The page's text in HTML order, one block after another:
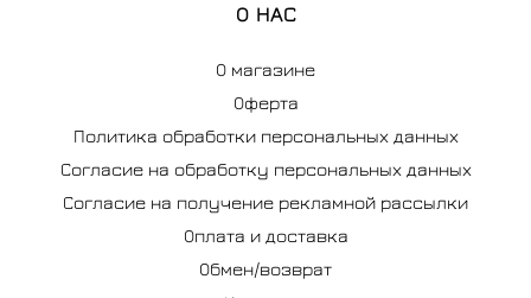
О НАС
О магазине
Оферта
Политика обработки персональных данных
Согласие на обработку персональных данных
Согласие на получение рекламной рассылки
Оплата и доставка
Обмен/возврат